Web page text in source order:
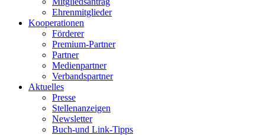
Ehrenmitglieder
Kooperationen
Förderer
Premium-Partner
Partner
Medienpartner
Verbandspartner
Aktuelles
Presse
Stellenanzeigen
Newsletter
Buch-und Link-Tipps